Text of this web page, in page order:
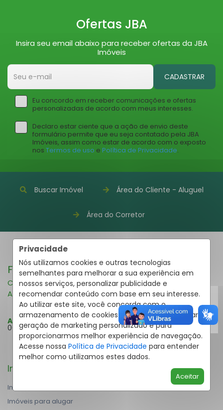
Privacidade
Nós utilizamos cookies e outras tecnologias
semelhantes para melhorar a sua experiência em
nossos serviços, personalizar publicidade e
recomendar conteúdo com base em seu interesse.
Ao utilizar este site, você concorda com o
armazenamento de cookies em seu dispositivo para
geração de marketing personalizado e para
proporcionarmos melhor experiência de navegação.
Acesse nossa Política de Privacidade para entender
melhor como utilizamos estes dados.
Aceitar
Ofertas JBA
Insira seu email abaixo para receber ofertas da JBA
Imóveis
CADASTRAR
Eu concordo em receber comunicações e ofertas
personalizadas de acordo com meus interesses.
Declaro estar ciente que a ação de envio deste
formulário permite que eu seja contatado pela JBA
Imóveis, assim como estar de acordo com o exposto
nos Termos de uso e Política de Privacidade.
Buscar Imóvel Área do Cliente - Aluguel
Área do Corretor
Fale pelo WhatsApp
Compra e Venda
Aluguel
41 3995-2591
Atendimento Online: Segunda a Domingo: 08h30 às
00h
Imóveis
Imóveis à venda
Imóveis para alugar